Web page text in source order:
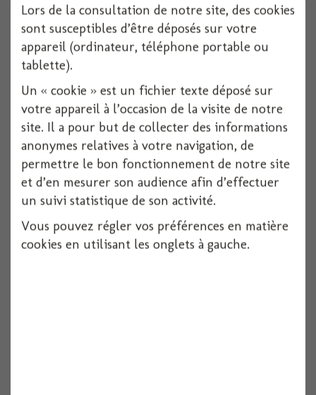
Voir
Clap cinema 9cm x3 bois
Lors de la consultation de notre site, des cookies
sont susceptibles d’être déposés sur votre
appareil (ordinateur, téléphone portable ou
tablette).
Un « cookie » est un fichier texte déposé sur
votre appareil à l’occasion de la visite de notre
site. Il a pour but de collecter des informations
anonymes relatives à votre navigation, de
permettre le bon fonctionnement de notre site
et d’en mesurer son audience afin d’effectuer
un suivi statistique de son activité.
Vous pouvez régler vos préférences en matière
cookies en utilisant les onglets à gauche.